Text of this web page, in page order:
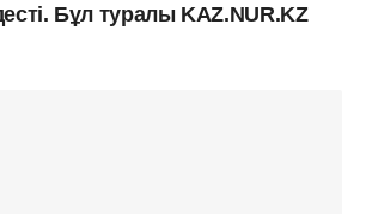
Бұл туралы KAZ.NUR.KZ